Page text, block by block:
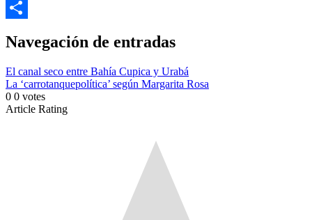
Copy
Navegación de entradas
El canal seco entre Bahía Cupica y Urabá
La ‘carrotanquepolítica’ según Margarita Rosa
0 0 votes
Article Rating